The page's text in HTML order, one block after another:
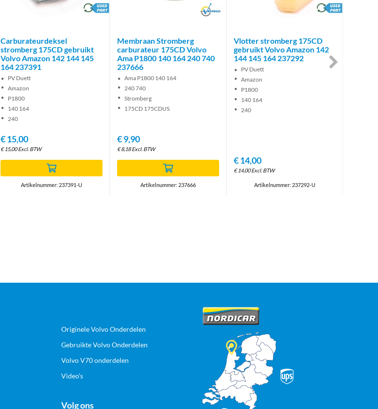
brand
Carburateurdeksel
stromberg 175CD gebruikt
Volvo Amazon 142 144 145
164 237391
PV Duett
Amazon
P1800
140 164
240
€15,00
€15,00 Excl. BTW
Artikelnummer: 237391-U
Brand
Membraan Stromberg
carburateur 175CD Volvo
Ama P1800 140 164 240 740
237666
Ama P1800 140 164
240 740
Stromberg
175CD 175CDUS
€9,90
€8,18 Excl. BTW
Artikelnummer: 237666
brand
Vlotter stromberg 175CD
gebruikt Volvo Amazon 142
144 145 164 237292
PV Duett
Amazon
P1800
140 164
240
€14,00
€14,00 Excl. BTW
Artikelnummer: 237292-U
Originele Volvo Onderdelen
Gebruikte Volvo Onderdelen
Volvo V70 onderdelen
Video's
Volg ons